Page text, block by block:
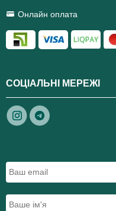
Онлайн оплата
СОЦІАЛЬНІ МЕРЕЖІ